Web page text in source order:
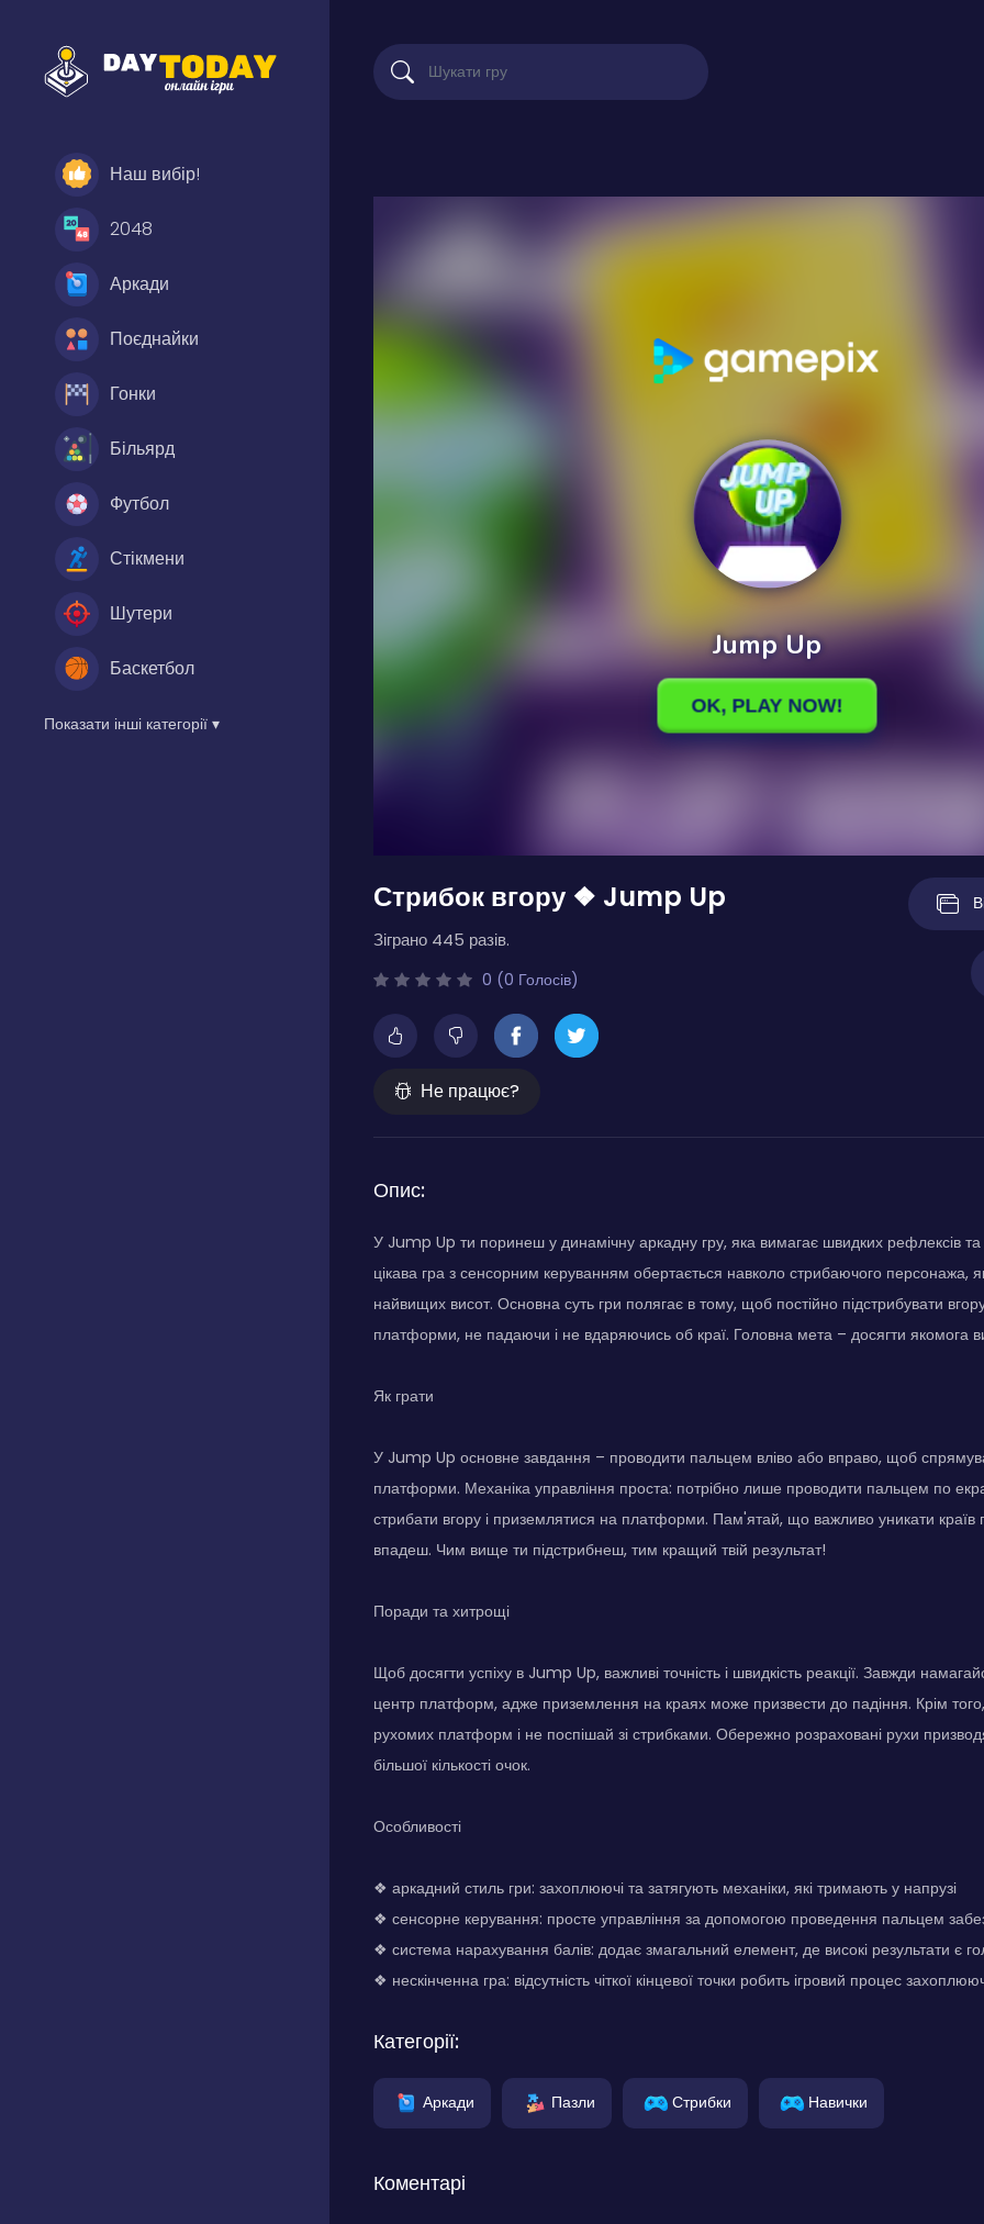
Наш вибір!
2048
Аркади
Поєднайки
Гонки
Більярд
Футбол
Стікмени
Шутери
Баскетбол
Показати інші категорії ▾
Стрибок вгору ❖ Jump Up
Зіграно 445 разів.
0 (0 Голосів)
Не працює?
Опис:
У Jump Up ти поринеш у динамічну аркадну гру, яка вимагає швидких рефлексів та
цікава гра з сенсорним керуванням обертається навколо стрибаючого персонажа,
найвищих висот. Основна суть гри полягає в тому, щоб постійно підстрибувати
платформи, не падаючи і не вдаряючись об краї. Головна мета – досягти якомога
Як грати
У Jump Up основне завдання – проводити пальцем вліво або вправо, щоб
платформи. Механіка управління проста: потрібно лише проводити пальцем по
стрибати вгору і приземлятися на платформи. Пам'ятай, що важливо уникати країв
впадеш. Чим вище ти підстрибнеш, тим кращий твій результат!
Поради та хитрощі
Щоб досягти успіху в Jump Up, важливі точність і швидкість реакції. Завжди
центр платформ, адже приземлення на краях може призвести до падіння. Крім
рухомих платформ і не поспішай зі стрибками. Обережно розраховані рухи
більшої кількості очок.
Особливості
❖ аркадний стиль гри: захоплюючі та затягують механіки, які тримають у напрузі
❖ сенсорне керування: просте управління за допомогою проведення пальцем
❖ система нарахування балів: додає змагальний елемент, де високі результати є
❖ нескінченна гра: відсутність чіткої кінцевої точки робить ігровий процес
Категорії:
Аркади Пазли Стрибки Навички
Коментарі